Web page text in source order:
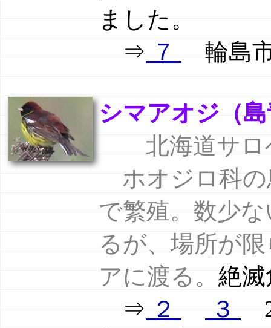
ました。
⇒７輪島市
シマアオジ（
北海道サ
ホオジロ科
で繁殖。数少
るが、場所が
アに渡る。絶
⇒２ ３